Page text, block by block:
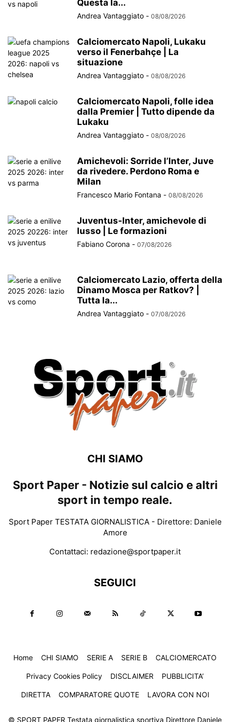
Questa la...
Andrea Vantaggiato - 08/08/2026
Calciomercato Napoli, Lukaku
verso il Fenerbahçe | La
situazione
Andrea Vantaggiato - 08/08/2026
Calciomercato Napoli, folle idea
dalla Premier | Tutto dipende da
Lukaku
Andrea Vantaggiato - 08/08/2026
Amichevoli: Sorride l’Inter, Juve
da rivedere. Perdono Roma e
Milan
Francesco Mario Fontana - 08/08/2026
Juventus-Inter, amichevole di
lusso | Le formazioni
Fabiano Corona - 07/08/2026
Calciomercato Lazio, offerta della
Dinamo Mosca per Ratkov? |
Tutta la...
Andrea Vantaggiato - 07/08/2026
CHI SIAMO
Sport Paper - Notizie sul calcio e altri
sport in tempo reale.
Sport Paper TESTATA GIORNALISTICA - Direttore: Daniele
Amore
Contattaci: redazione@sportpaper.it
SEGUICI
Home CHI SIAMO SERIE A SERIE B CALCIOMERCATO
Privacy Cookies Policy DISCLAIMER PUBBLICITA’
DIRETTA COMPARATORE QUOTE LAVORA CON NOI
© SPORT PAPER Testata giornalistica sportiva Direttore Daniele